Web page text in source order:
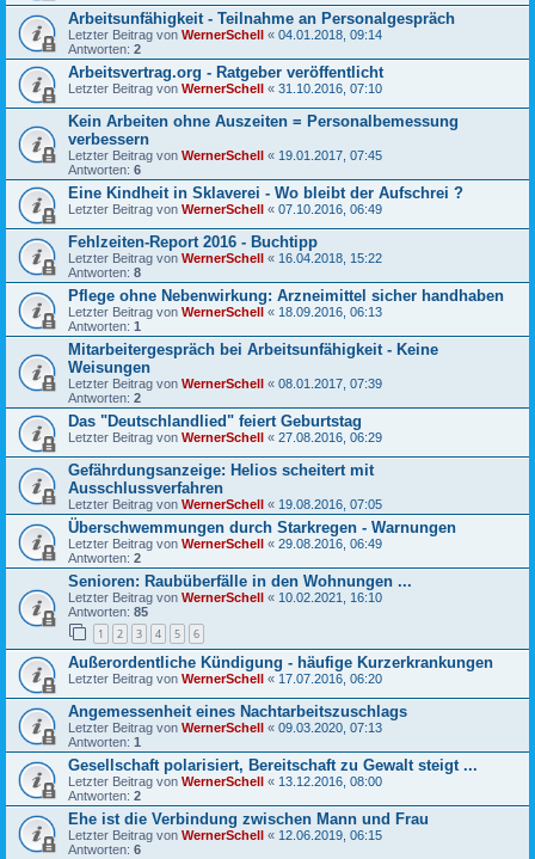
Arbeitsunfähigkeit - Teilnahme an Personalgespräch
Letzter Beitrag von WernerSchell « 04.01.2018, 09:14
Antworten: 2
Arbeitsvertrag.org - Ratgeber veröffentlicht
Letzter Beitrag von WernerSchell « 31.10.2016, 07:10
Kein Arbeiten ohne Auszeiten = Personalbemessung
verbessern
Letzter Beitrag von WernerSchell « 19.01.2017, 07:45
Antworten: 6
Eine Kindheit in Sklaverei - Wo bleibt der Aufschrei ?
Letzter Beitrag von WernerSchell « 07.10.2016, 06:49
Fehlzeiten-Report 2016 - Buchtipp
Letzter Beitrag von WernerSchell « 16.04.2018, 15:22
Antworten: 8
Pflege ohne Nebenwirkung: Arzneimittel sicher handhaben
Letzter Beitrag von WernerSchell « 18.09.2016, 06:13
Antworten: 1
Mitarbeitergespräch bei Arbeitsunfähigkeit - Keine
Weisungen
Letzter Beitrag von WernerSchell « 08.01.2017, 07:39
Antworten: 2
Das "Deutschlandlied" feiert Geburtstag
Letzter Beitrag von WernerSchell « 27.08.2016, 06:29
Gefährdungsanzeige: Helios scheitert mit
Ausschlussverfahren
Letzter Beitrag von WernerSchell « 19.08.2016, 07:05
Überschwemmungen durch Starkregen - Warnungen
Letzter Beitrag von WernerSchell « 29.08.2016, 06:49
Antworten: 2
Senioren: Raubüberfälle in den Wohnungen ...
Letzter Beitrag von WernerSchell « 10.02.2021, 16:10
Antworten: 85
1 2 3 4 5 6
Außerordentliche Kündigung - häufige Kurzerkrankungen
Letzter Beitrag von WernerSchell « 17.07.2016, 06:20
Angemessenheit eines Nachtarbeitszuschlags
Letzter Beitrag von WernerSchell « 09.03.2020, 07:13
Antworten: 1
Gesellschaft polarisiert, Bereitschaft zu Gewalt steigt ...
Letzter Beitrag von WernerSchell « 13.12.2016, 08:00
Antworten: 2
Ehe ist die Verbindung zwischen Mann und Frau
Letzter Beitrag von WernerSchell « 12.06.2019, 06:15
Antworten: 6